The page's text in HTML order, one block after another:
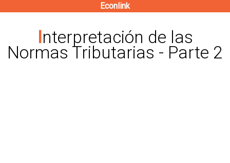
contenido
principal
Econlink
Interpretación de las
Normas Tributarias - Parte 2